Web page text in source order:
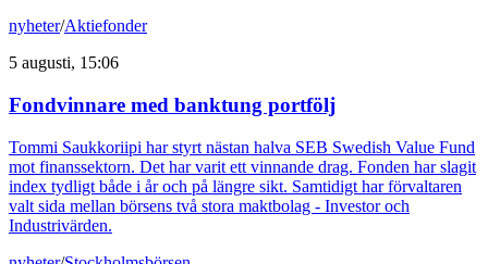
nyheter/Aktiefonder
5 augusti, 15:06
Fondvinnare med banktung portfölj
Tommi Saukkoriipi har styrt nästan halva SEB Swedish Value Fund
mot finanssektorn. Det har varit ett vinnande drag. Fonden har slagit
index tydligt både i år och på längre sikt. Samtidigt har förvaltaren
valt sida mellan börsens två stora maktbolag - Investor och
Industrivärden.